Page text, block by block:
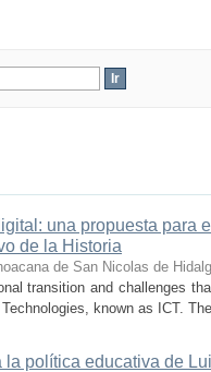
una propuesta para
de la Historia
de San Nicolas de
transition and challenges
known as ICT.
política educativa de